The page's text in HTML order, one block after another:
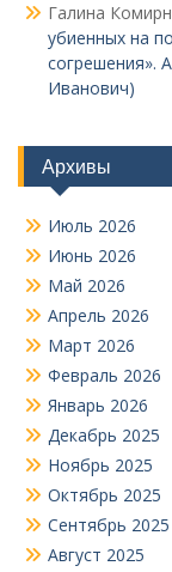
Галина
убиенных на
согрешения».
Иванович)
Архивы
Июль 2026
Июнь 2026
Май 2026
Апрель 2026
Март 2026
Февраль 2026
Январь 2026
Декабрь 2025
Ноябрь 2025
Октябрь 2025
Сентябрь 2025
Август 2025